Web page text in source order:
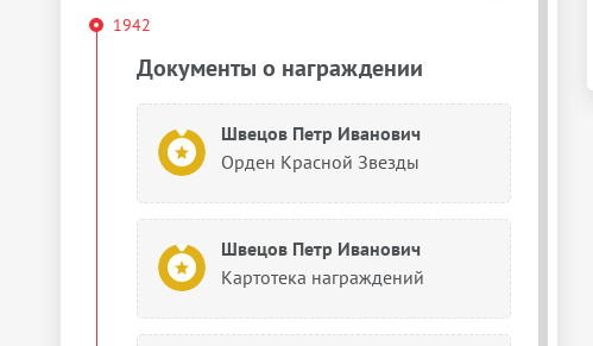
1942
Документы о награждении
Швецов Петр Иванович
Орден Красной Звезды
Швецов Петр Иванович
Картотека награждений